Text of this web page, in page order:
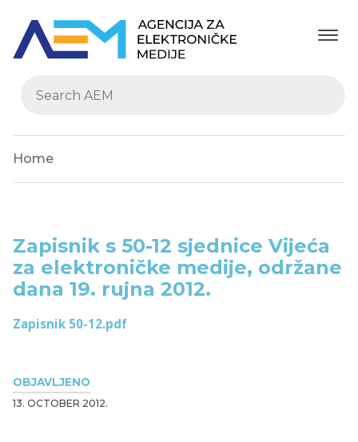
Home
OBJAVLJENO
13. OCTOBER 2012.
Zapisnik s 50-12 sjednice Vijeća
za elektroničke medije, održane
dana 19. rujna 2012.
Zapisnik 50-12.pdf